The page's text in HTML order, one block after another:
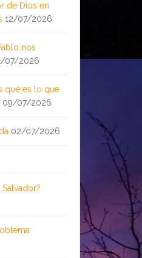
de Dios en
12/07/2026
nos
07/2026
qué es lo que
09/07/2026
02/07/2026